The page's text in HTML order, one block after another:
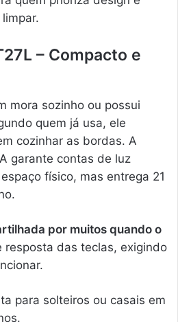
– Compacto e
mora sozinho ou possui
quem já usa, ele
cozinhar as bordas. A
garante contas de luz
físico, mas entrega 21
por muitos quando o
resposta das teclas, exigindo
para solteiros ou casais em